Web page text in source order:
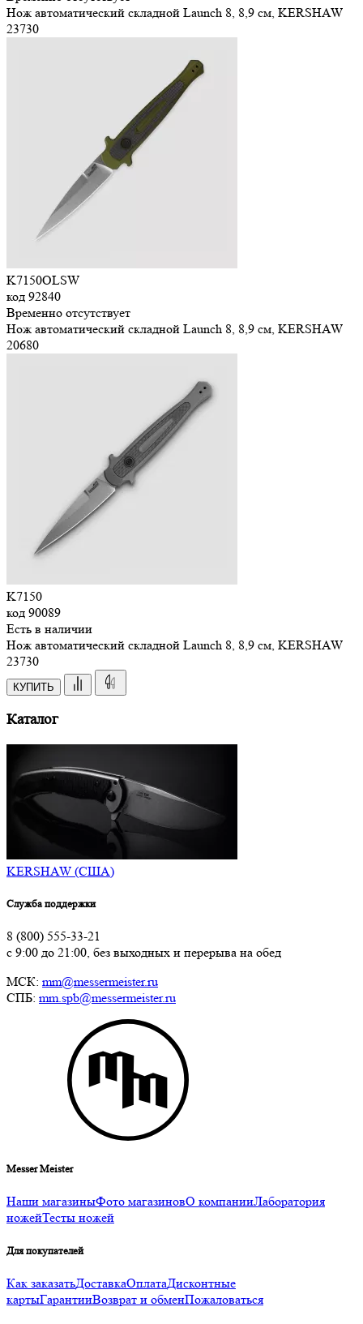
Нож автоматический складной Launch 8, 8,9 см, KERSHAW
23730
K7150OLSW
код 92840
Временно отсутствует
Нож автоматический складной Launch 8, 8,9 см, KERSHAW
20680
K7150
код 90089
Есть в наличии
Нож автоматический складной Launch 8, 8,9 см, KERSHAW
23730
КУПИТЬ
Каталог
KERSHAW (США)
Служба поддержки
8 (800) 555-33-21
с 9:00 до 21:00, без выходных и перерыва на обед
МСК: mm@messermeister.ru
СПБ: mm.spb@messermeister.ru
Messer Meister
Наши магазиныФото магазиновО компанииЛаборатория
ножейТесты ножей
Для покупателей
Как заказатьДоставкаОплатаДисконтные
картыГарантииВозврат и обменПожаловаться